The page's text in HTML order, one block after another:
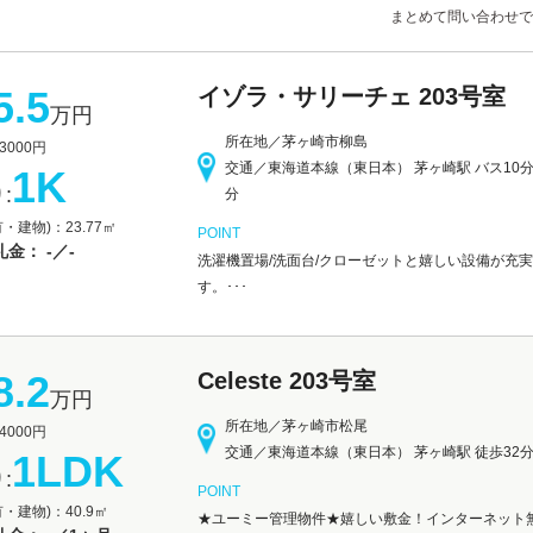
まとめて問い合わせ
イゾラ・サリーチェ 203号室
所在地／茅ヶ崎市柳島
交通／東海道本線（東日本） 茅ヶ崎駅 バス10
分
万円
円
:1K
建物)：23.77㎡
金： -／-
POINT
洗濯機置場/洗面台/クローゼットと嬉しい設備が充
す。･･･
Celeste 203号室
所在地／茅ヶ崎市松尾
交通／東海道本線（東日本） 茅ヶ崎駅 徒歩32分
万円
円
:1LDK
建物)：40.9㎡
POINT
★ユーミー管理物件★嬉しい敷金！インターネット